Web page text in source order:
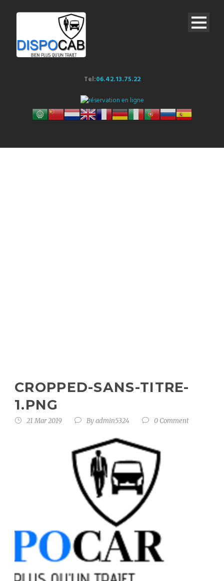
Tel:06.42.13.75.22
CROPPED-SANS-TITRE-
1.PNG
21 Mar 2019 Byadmin5324 0 Comment